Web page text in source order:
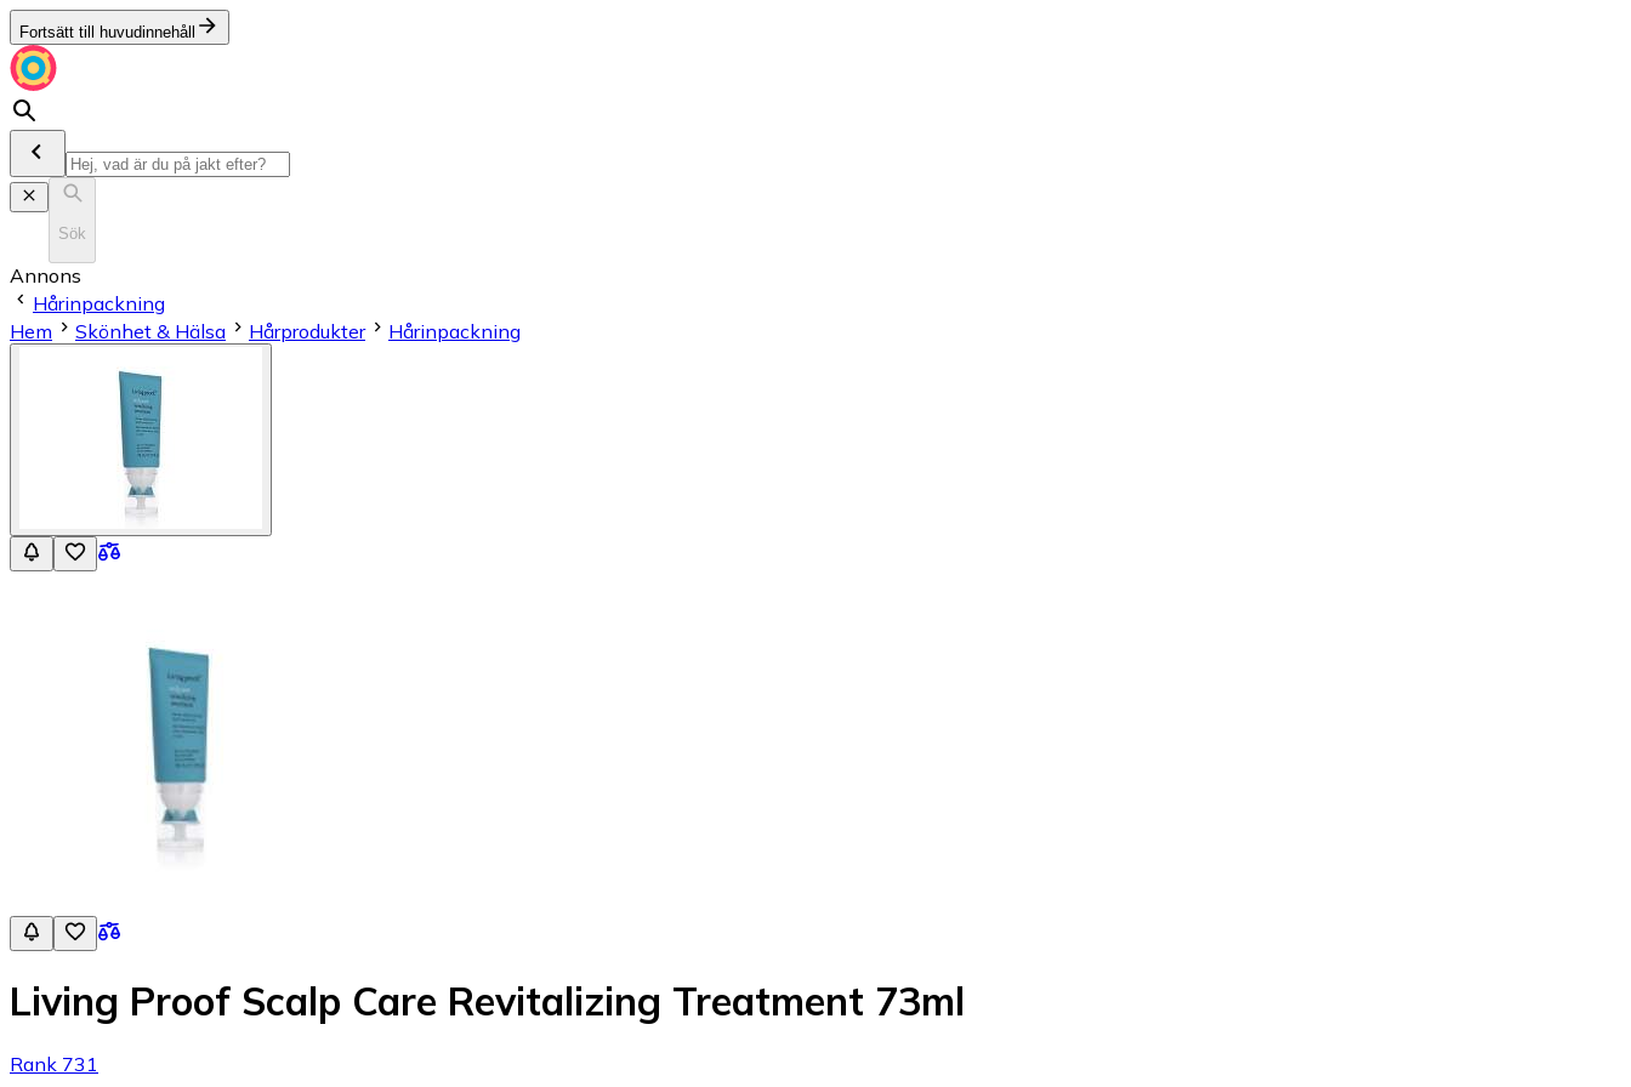
Fortsätt till huvudinnehåll
Sök
Annons
Hårinpackning
Hem
Skönhet & Hälsa Hårprodukter Hårinpackning
Living Proof Scalp Care Revitalizing Treatment 73ml
Rank 731